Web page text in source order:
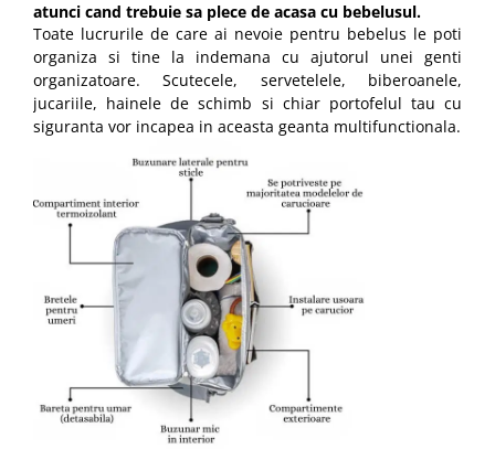
atunci cand trebuie sa plece de acasa cu bebelusul.
Toate lucrurile de care ai nevoie pentru bebelus le poti
organiza si tine la indemana cu ajutorul unei genti
organizatoare. Scutecele, servetelele, biberoanele,
jucariile, hainele de schimb si chiar portofelul tau cu
siguranta vor incapea in aceasta geanta multifunctionala.